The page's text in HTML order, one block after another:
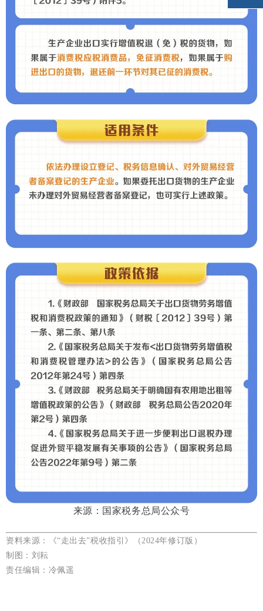
来源：国家税务总局公众号
资料来源：
《“走出去”税收指引》（2024年修订版）
制图：刘耘
责任编辑：冷佩遥